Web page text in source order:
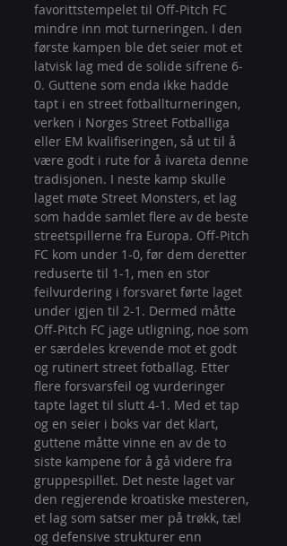
favorittstempelet til Off-Pitch FC
mindre inn mot turneringen. I den
første kampen ble det seier mot et
latvisk lag med de solide sifrene 6-
0. Guttene som enda ikke hadde
tapt i en street fotballturneringen,
verken i Norges Street Fotballiga
eller EM kvalifiseringen, så ut til å
være godt i rute for å ivareta denne
tradisjonen. I neste kamp skulle
laget møte Street Monsters, et lag
som hadde samlet flere av de beste
streetspillerne fra Europa. Off-Pitch
FC kom under 1-0, før dem deretter
reduserte til 1-1, men en stor
feilvurdering i forsvaret førte laget
under igjen til 2-1. Dermed måtte
Off-Pitch FC jage utligning, noe som
er særdeles krevende mot et godt
og rutinert street fotballag. Etter
flere forsvarsfeil og vurderinger
tapte laget til slutt 4-1. Med et tap
og en seier i boks var det klart,
guttene måtte vinne en av de to
siste kampene for å gå videre fra
gruppespillet. Det neste laget var
den regjerende kroatiske mesteren,
et lag som satser mer på trøkk, tæl
og defensive strukturer enn